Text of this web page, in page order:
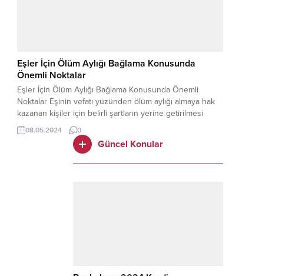
Eşler İçin Ölüm Aylığı Bağlama Konusunda
Önemli Noktalar
Eşler İçin Ölüm Aylığı Bağlama Konusunda Önemli
Noktalar Eşinin vefatı yüzünden ölüm aylığı almaya hak
kazanan kişiler için belirli şartların yerine getirilmesi
gerekir. Ölüm aylığı nasıl alınır?Ölüm aylığı ile ilgili şartları
sağlamayan durumlarda bu haktan yararlanılamıyor. Ölüm
aylığı belirli durumlarda kesilebiliyor. Yazımızda bu konu
08.05.2024 0
Güncel Konular